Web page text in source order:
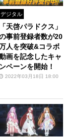
デジタル
「天啓パラドクス」
事前登録者数が20
人を突破&コラボ
画を記念したキャ
ンペーンを開始！
2022年03月18日 18:00